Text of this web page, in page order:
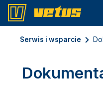
Serwis i wsparcie